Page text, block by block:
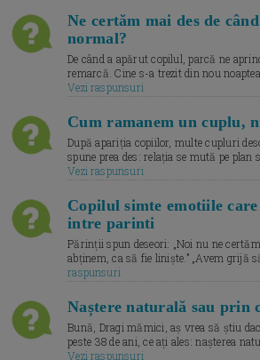
Ne certăm mai des de
normal?
De când a apărut copilul, parcă ne
remarcă. Cine s-a trezit din nou
Vezi raspunsuri
Cum ramanem un cuplu,
După apariția copiilor, multe cupluri
spune prea des: relația se mută pe plan
Vezi raspunsuri
Copilul simte emotiile
intre parinti
Părinții spun deseori: „Noi nu ne
abținem, ca să fie liniște.” „Avem grijă
raspunsuri
Naștere naturală sau prin
Bună, Dragi mămici, aș vrea să știu
peste 38 de ani, ce ați ales: nașterea
Vezi raspunsuri